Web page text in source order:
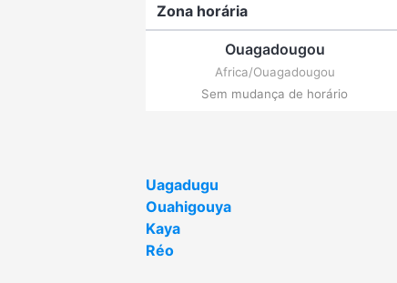
Zona horária
Ouagadougou
Africa/Ouagadougou
Sem mudança de horário
Uagadugu
Ouahigouya
Kaya
Réo